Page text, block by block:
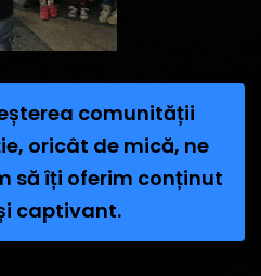
comunității
oricât de mică, ne
să îți oferim conținut
captivant.